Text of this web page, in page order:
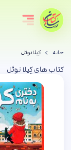
خانه کِیلا نوئل
کتاب های کِیلا نوئل